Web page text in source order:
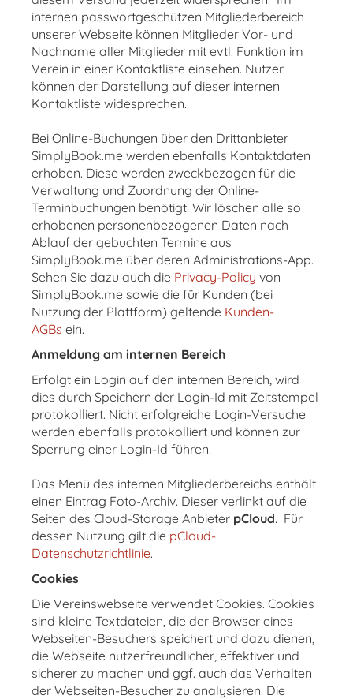
internen passwortgeschützen Mitgliederbereich
unserer Webseite können Mitglieder Vor- und
Nachname aller Mitglieder mit evtl. Funktion im
Verein in einer Kontaktliste einsehen. Nutzer
können der Darstellung auf dieser internen
Kontaktliste widesprechen.
Bei Online-Buchungen über den Drittanbieter
SimplyBook.me werden ebenfalls Kontaktdaten
erhoben. Diese werden zweckbezogen für die
Verwaltung und Zuordnung der Online-
Terminbuchungen benötigt. Wir löschen alle so
erhobenen personenbezogenen Daten nach
Ablauf der gebuchten Termine aus
SimplyBook.me über deren Administrations-App.
Sehen Sie dazu auch die Privacy-Policy von
SimplyBook.me sowie die für Kunden (bei
Nutzung der Plattform) geltende Kunden-
AGBs ein.
Anmeldung am internen Bereich
Erfolgt ein Login auf den internen Bereich, wird
dies durch Speichern der Login-Id mit Zeitstempel
protokolliert. Nicht erfolgreiche Login-Versuche
werden ebenfalls protokolliert und können zur
Sperrung einer Login-Id führen.
Das Menü des internen Mitgliederbereichs enthält
einen Eintrag Foto-Archiv. Dieser verlinkt auf die
Seiten des Cloud-Storage Anbieter pCloud. Für
dessen Nutzung gilt die pCloud-
Datenschutzrichtlinie.
Cookies
Die Vereinswebseite verwendet Cookies. Cookies
sind kleine Textdateien, die der Browser eines
Webseiten-Besuchers speichert und dazu dienen,
die Webseite nutzerfreundlicher, effektiver und
sicherer zu machen und ggf. auch das Verhalten
der Webseiten-Besucher zu analysieren. Die